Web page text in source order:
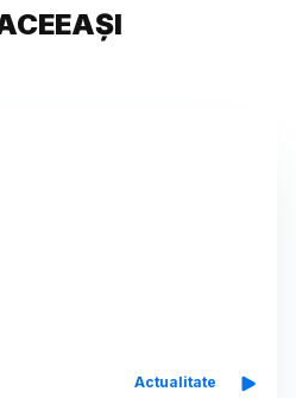
Actualitate